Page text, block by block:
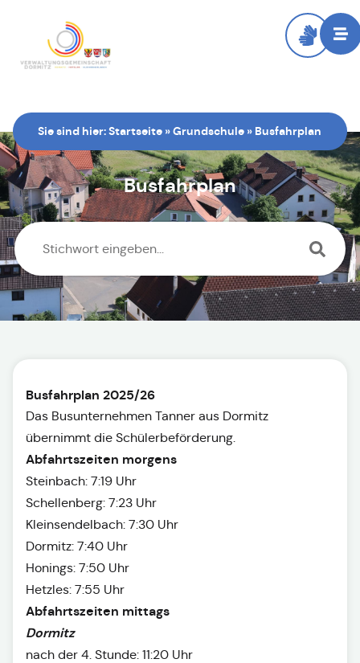
Sie sind hier:Startseite »Grundschule » Busfahrplan
Busfahrplan
Busfahrplan 2025/26
Das Busunternehmen Tanner aus Dormitz
übernimmt die Schülerbeförderung.
Abfahrtszeiten morgens
Steinbach: 7:19 Uhr
Schellenberg: 7:23 Uhr
Kleinsendelbach: 7:30 Uhr
Dormitz: 7:40 Uhr
Honings: 7:50 Uhr
Hetzles: 7:55 Uhr
Abfahrtszeiten mittags
Dormitz
nach der 4. Stunde: 11:20 Uhr